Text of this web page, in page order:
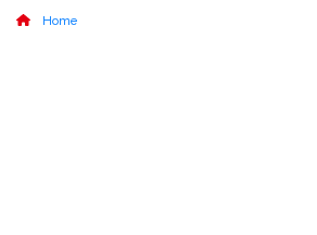
Home